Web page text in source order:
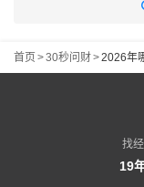
首页 >30秒问财>2026年
找
19